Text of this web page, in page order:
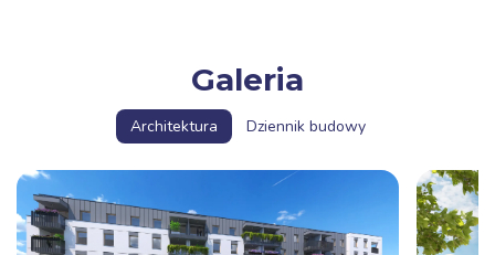
Galeria
Architektura Dziennik budowy